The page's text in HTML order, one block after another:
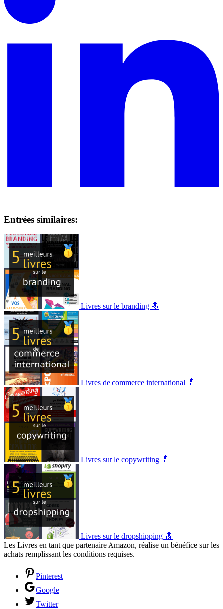
Entrées similaires:
Livres sur le branding 🔝
Livres de commerce international 🔝
Livres sur le copywriting 🔝
Livres sur le dropshipping 🔝
Les Livres en tant que partenaire Amazon, réalise un bénéfice sur les
achats remplissant les conditions requises.
Pinterest
Google
Twitter